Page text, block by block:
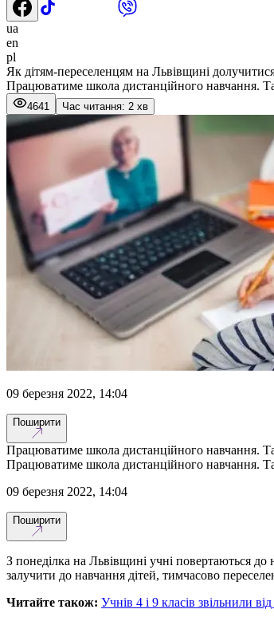
ua
en
pl
Як дітям-переселенцям на Львівщині
Працюватиме школа дистанційного навчання.
4641 Час читання: 2 хв
09 березня 2022, 14:04
Поширити
Працюватиме школа дистанційного навчання.
Працюватиме школа дистанційного навчання.
09 березня 2022, 14:04
Поширити
З понеділка на Львівщині учні повертаються
залучити до навчання дітей, тимчасово
Читайте також: Учнів 4 і 9 класів звільнили